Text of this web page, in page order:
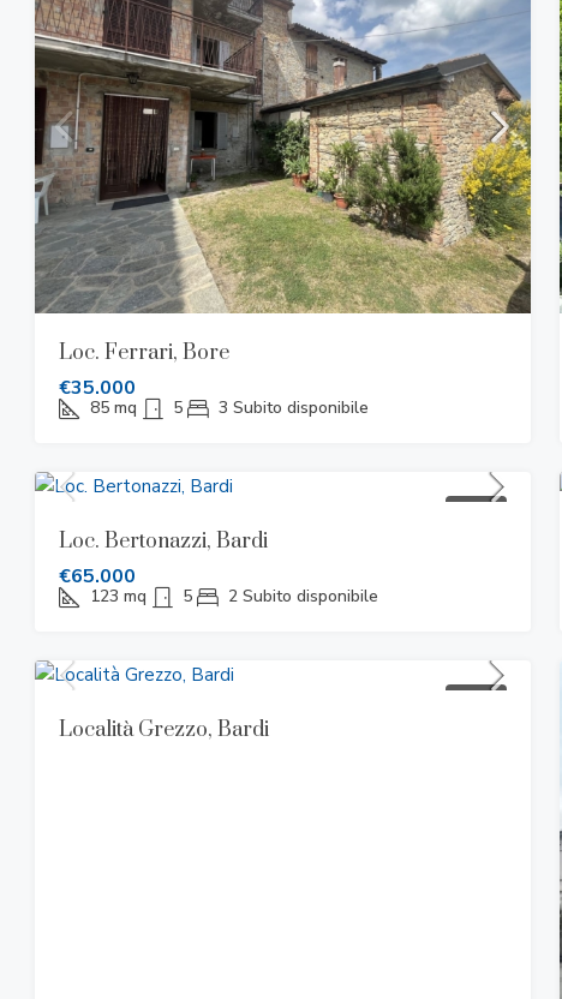
Loc. Ferrari, Bore
€35.000
85 mq 5 3 Subito disponibile
VENDITA
Loc. Bertonazzi, Bardi
€65.000
123 mq 5 2 Subito disponibile
VENDITA
Località Grezzo, Bardi